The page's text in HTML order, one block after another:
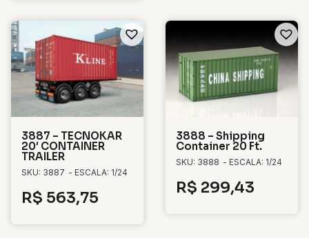
3887 – TECNOKAR
20′ CONTAINER
TRAILER
SKU: 3887 - ESCALA: 1/24
R$ 563,75
3888 – Shipping
Container 20 Ft.
SKU: 3888 - ESCALA: 1/24
R$ 299,43